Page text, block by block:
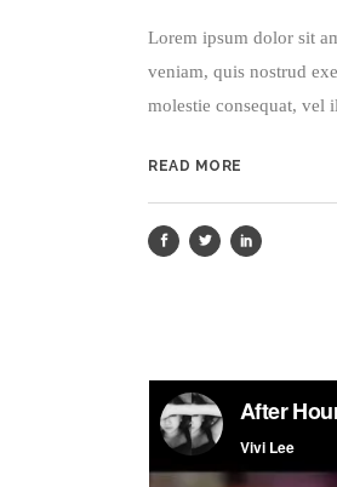
Lorem ipsum dolor sit
veniam, quis nostrud
molestie consequat, vel
READ MORE